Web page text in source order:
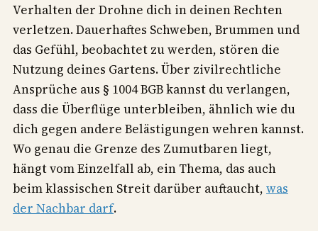
Verhalten der Drohne dich in deinen Rechten
verletzen. Dauerhaftes Schweben, Brummen und
das Gefühl, beobachtet zu werden, stören die
Nutzung deines Gartens. Über zivilrechtliche
Ansprüche aus § 1004 BGB kannst du verlangen,
dass die Überflüge unterbleiben, ähnlich wie du
dich gegen andere Belästigungen wehren kannst.
Wo genau die Grenze des Zumutbaren liegt,
hängt vom Einzelfall ab, ein Thema, das auch
beim klassischen Streit darüber auftaucht, was
der Nachbar darf.